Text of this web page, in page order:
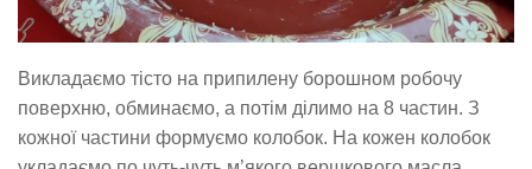
Викладаємо тісто на припилену борошном робочу
поверхню, обминаємо, а потім ділимо на 8 частин. З
кожної частини формуємо колобок. На кожен колобок